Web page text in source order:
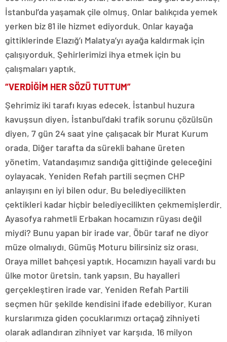
İstanbul’da yaşamak çile olmuş. Onlar balıkçıda yemek
yerken biz 81 ile hizmet ediyorduk. Onlar kayağa
gittiklerinde Elazığ’ı Malatya’yı ayağa kaldırmak için
çalışıyorduk. Şehirlerimizi ihya etmek için bu
çalışmaları yaptık.
“VERDİĞİM HER SÖZÜ TUTTUM”
Şehrimiz iki tarafı kıyas edecek. İstanbul huzura
kavuşsun diyen, İstanbul’daki trafik sorunu çözülsün
diyen, 7 gün 24 saat yine çalışacak bir Murat Kurum
orada. Diğer tarafta da sürekli bahane üreten
yönetim. Vatandaşımız sandığa gittiğinde geleceğini
oylayacak. Yeniden Refah partili seçmen CHP
anlayışını en iyi bilen odur. Bu belediyecilikten
çektikleri kadar hiçbir belediyecilikten çekmemişlerdir.
Ayasofya rahmetli Erbakan hocamızın rüyası değil
miydi? Bunu yapan bir irade var. Öbür taraf ne diyor
müze olmalıydı. Gümüş Moturu bilirsiniz siz orası.
Oraya millet bahçesi yaptık. Hocamızın hayali vardı bu
ülke motor üretsin, tank yapsın. Bu hayalleri
gerçekleştiren irade var. Yeniden Refah Partili
seçmen hür şekilde kendisini ifade edebiliyor. Kuran
kurslarımıza giden çocuklarımızı ortaçağ zihniyeti
olarak adlandıran zihniyet var karşıda. 16 milyon